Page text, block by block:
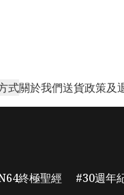
式關於我們送貨政策及
終極聖經 30週年